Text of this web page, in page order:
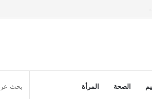
الصحة المرأة